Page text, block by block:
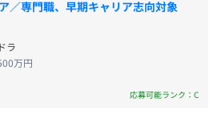
イメント系メディアのwebサービ
サービスの構築
／専門職、早期キャリア志向対象
ラ
万円
応募可能ランク：C